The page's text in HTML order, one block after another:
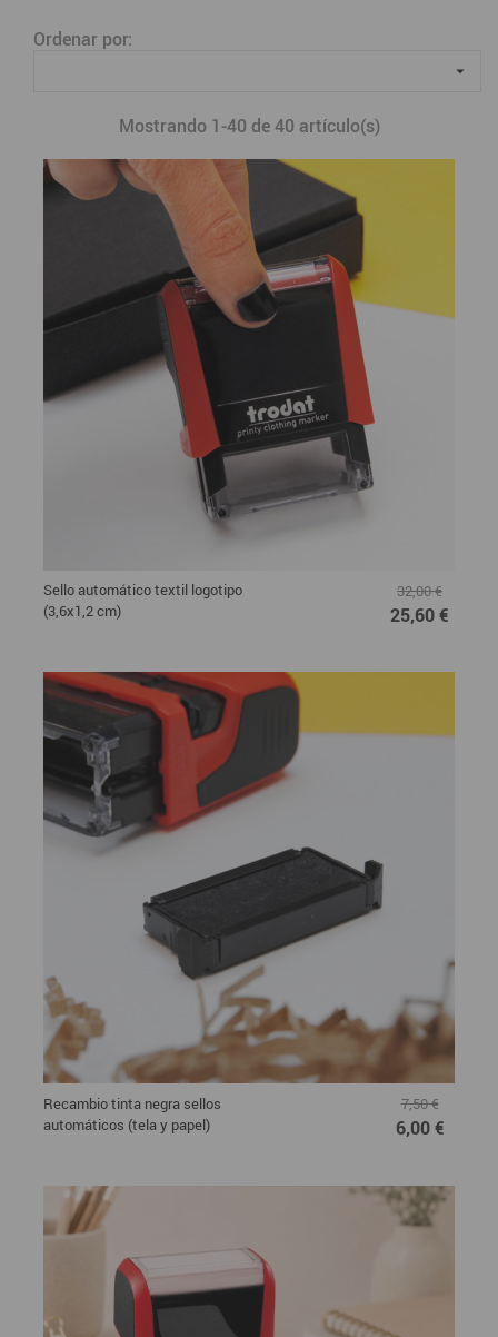
Ordenar por:

Mostrando 1-40 de 40 artículo(s)
Sello automático textil logotipo
(3,6x1,2 cm)
32,00 €
25,60 €
Recambio tinta negra sellos
automáticos (tela y papel)
7,50 €
6,00 €